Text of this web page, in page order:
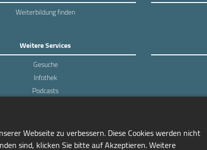
Weiterbildung finden
Weitere Services
Gesuche
Infothek
Podcasts
Webseite zu verbessern. Diese Cookies werden nicht
sind, klicken Sie bitte auf Akzeptieren. Weitere